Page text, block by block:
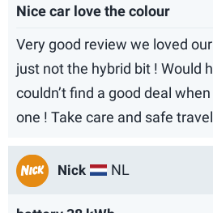
Nice car love the colour
Very good review we loved
just not the hybrid bit ! Would
couldn’t find a good deal
one ! Take care and safe
Nick NL